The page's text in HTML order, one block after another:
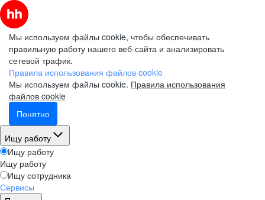
Мы используем файлы cookie, чтобы обеспечивать
правильную работу нашего веб-сайта и анализировать
сетевой трафик.
Правила использования файлов cookie
Мы используем файлы cookie. Правила использования
файлов cookie
Понятно
Ищу работу
Ищу работу
Ищу работу
Ищу сотрудника
Сервисы